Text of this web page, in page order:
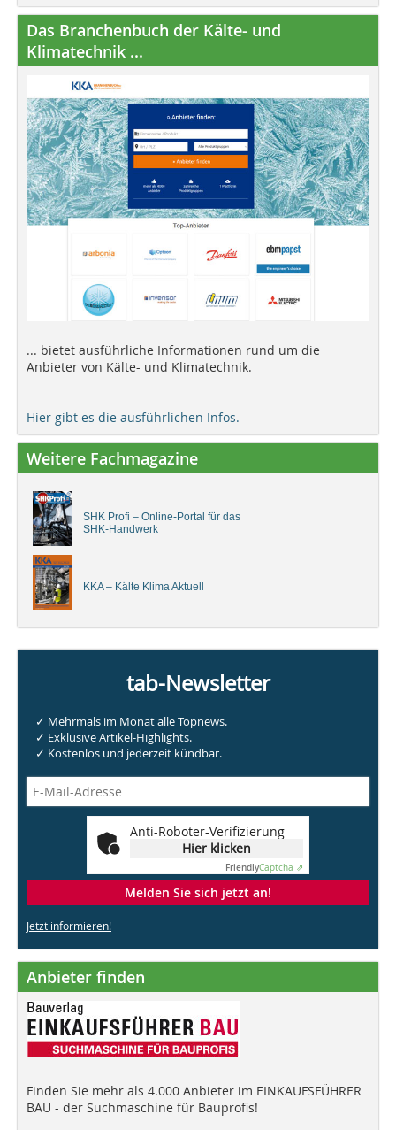
Das Branchenbuch der Kälte- und
Klimatechnik ...
... bietet ausführliche Informationen rund um die
Anbieter von Kälte- und Klimatechnik.
Hier gibt es die ausführlichen Infos.
Weitere Fachmagazine
SHK Profi – Online-Portal für das
SHK-Handwerk
KKA – Kälte Klima Aktuell
tab-Newsletter
✓ Mehrmals im Monat alle Topnews.
✓ Exklusive Artikel-Highlights.
✓ Kostenlos und jederzeit kündbar.
Anti-Roboter-Verifizierung
Hier klicken
FriendlyCaptcha ⇗
Melden Sie sich jetzt an!
Jetzt informieren!
Anbieter finden
Finden Sie mehr als 4.000 Anbieter im EINKAUFSFÜHRER
BAU - der Suchmaschine für Bauprofis!